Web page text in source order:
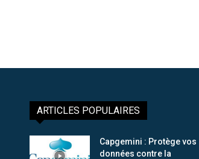
ARTICLES POPULAIRES
Capgemini : Protège vos
données contre la